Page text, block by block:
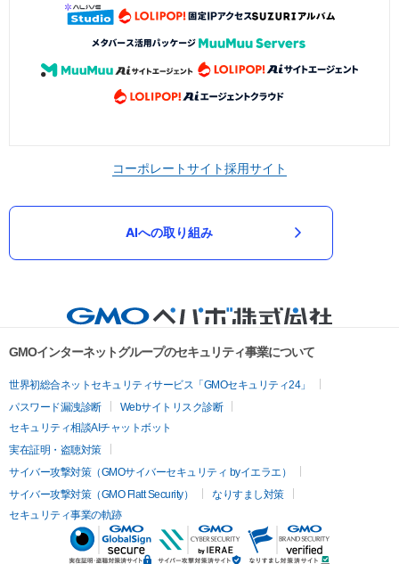
コーポレートサイト採用サイト
AIへの取り組み
GMOインターネットグループのセキュリティ事業について
世界初総合ネットセキュリティサービス「GMOセキュリティ24」
パスワード漏洩診断
Webサイトリスク診断
セキュリティ相談AIチャットボット
実在証明・盗聴対策
サイバー攻撃対策（GMOサイバーセキュリティ byイエラエ）
サイバー攻撃対策（GMO Flatt Security）
なりすまし対策
セキュリティ事業の軌跡